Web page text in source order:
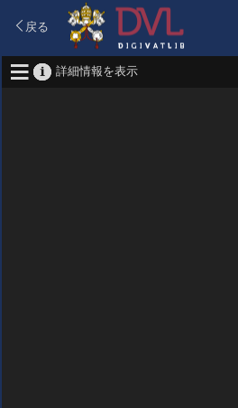
戻る
詳細情報を表示